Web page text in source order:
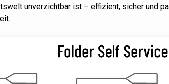
unverzichtbar ist – effizient, sicher und